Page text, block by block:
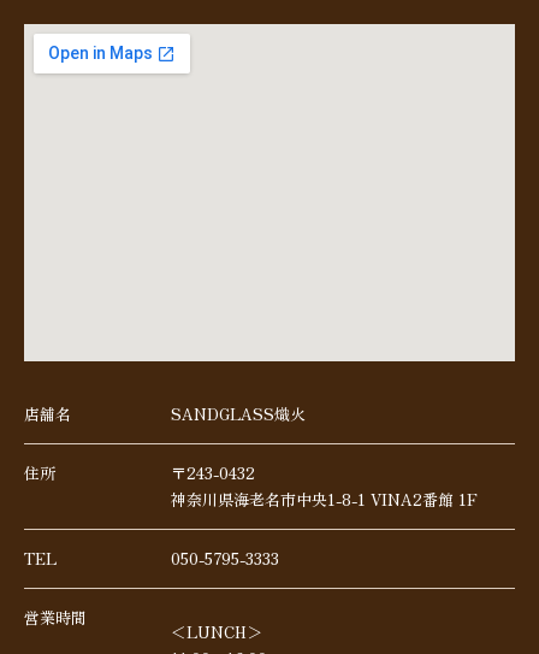
店舗名 SANDGLASS熾火
住所
〒243-0432
神奈川県海老名市中央1-8-1 VINA2番館 1F
TEL 050-5795-3333
営業時間
＜LUNCH＞